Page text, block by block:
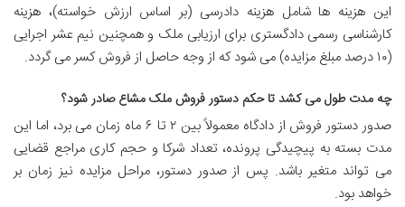
این هزینه ها شامل هزینه دادرسی (بر اساس ارزش خواسته)، هزینه
کارشناسی رسمی دادگستری برای ارزیابی ملک و همچنین نیم عشر اجرایی
(۱۰ درصد مبلغ مزایده) می شود که از وجه حاصل از فروش کسر می گردد.
چه مدت طول می کشد تا حکم دستور فروش ملک مشاع صادر شود؟
صدور دستور فروش از دادگاه معمولاً بین ۲ تا ۶ ماه زمان می برد، اما این
مدت بسته به پیچیدگی پرونده، تعداد شرکا و حجم کاری مراجع قضایی
می تواند متغیر باشد. پس از صدور دستور، مراحل مزایده نیز زمان بر
خواهد بود.